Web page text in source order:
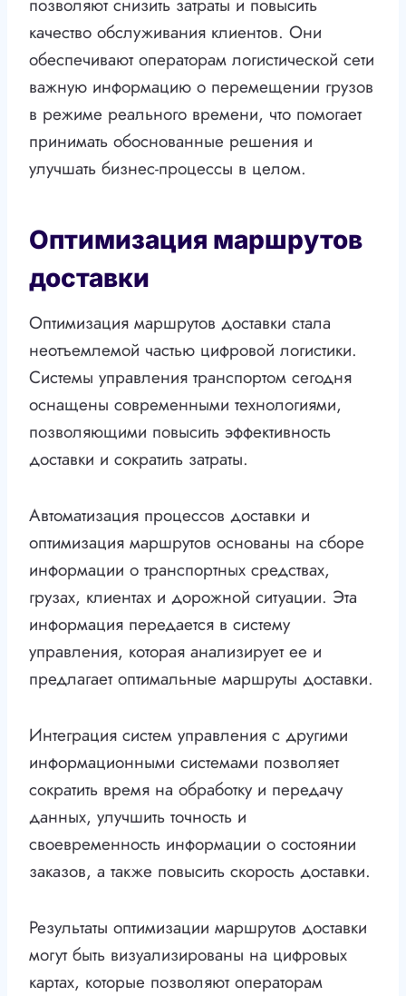
позволяют снизить затраты и повысить
качество обслуживания клиентов. Они
обеспечивают операторам логистической сети
важную информацию о перемещении грузов
в режиме реального времени, что помогает
принимать обоснованные решения и
улучшать бизнес-процессы в целом.
Оптимизация маршрутов
доставки
Оптимизация маршрутов доставки стала
неотъемлемой частью цифровой логистики.
Системы управления транспортом сегодня
оснащены современными технологиями,
позволяющими повысить эффективность
доставки и сократить затраты.
Автоматизация процессов доставки и
оптимизация маршрутов основаны на сборе
информации о транспортных средствах,
грузах, клиентах и дорожной ситуации. Эта
информация передается в систему
управления, которая анализирует ее и
предлагает оптимальные маршруты доставки.
Интеграция систем управления с другими
информационными системами позволяет
сократить время на обработку и передачу
данных, улучшить точность и
своевременность информации о состоянии
заказов, а также повысить скорость доставки.
Результаты оптимизации маршрутов доставки
могут быть визуализированы на цифровых
картах, которые позволяют операторам